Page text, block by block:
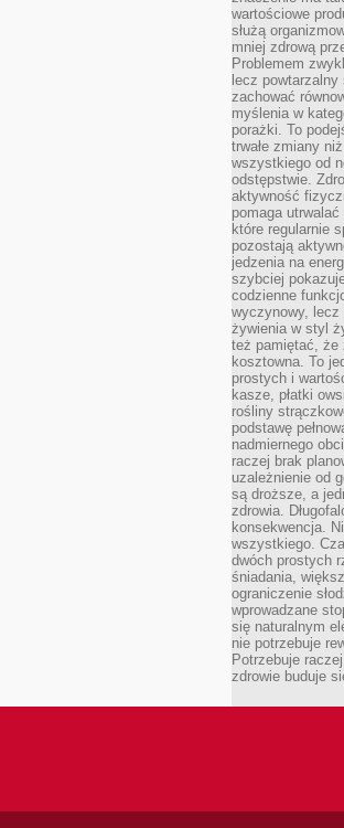
wartościowe
służą
mniej zdrową
Problemem
lecz
zachować
myślenia w
porażki. To
trwałe zmiany
wszystkiego od
odstępstwie.
aktywność
pomaga
które regularnie
pozostają
jedzenia na
szybciej
codzienne
wyczynowy, lecz
żywienia w styl
też pamiętać, że
kosztowna. To
prostych i
kasze, płatki
rośliny
podstawę
nadmiernego
raczej brak
uzależnienie od
są droższe, a
zdrowia.
konsekwencja.
wszystkiego.
dwóch prostych
śniadania,
ograniczenie
wprowadzane
się naturalnym
nie potrzebuje
Potrzebuje
zdrowie buduje